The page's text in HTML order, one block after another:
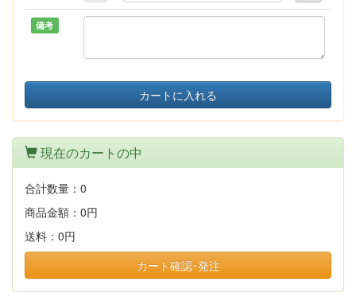
備考
カートに入れる
現在のカートの中
合計数量： 0
商品金額： 0円
送料： 0円
カート確認･発注